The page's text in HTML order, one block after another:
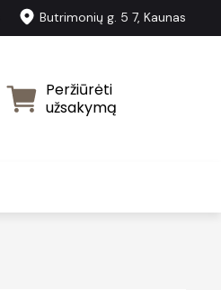
Butrimonių g. 5 7, Kaunas
Peržiūrėti
užsakymą